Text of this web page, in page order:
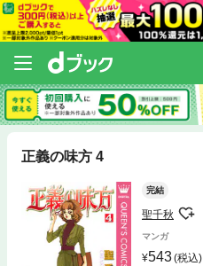
正義の味方 4
完結
聖千秋
マンガ
543(税込)